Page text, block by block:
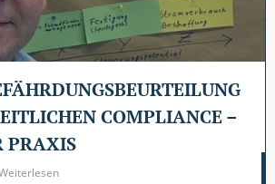
COMPLIANCE –
PRAXIS